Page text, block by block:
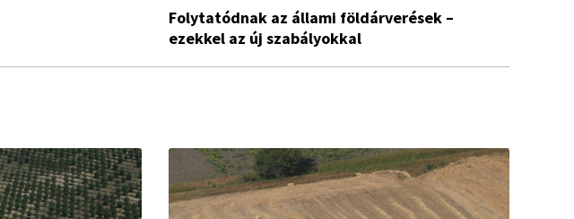
folytatódnak az állami földárverések –
ezekkel az új szabályokkal